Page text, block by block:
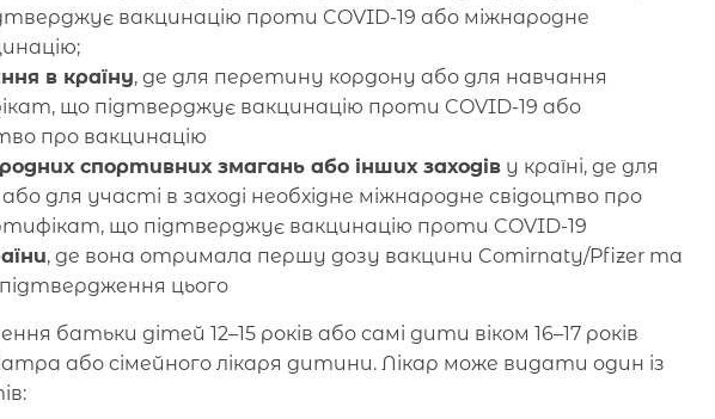
вакцинацію проти COVID-19 або міжнародне
в країну, де для перетину кордону або для навчання
що підтверджує вакцинацію проти COVID-19 або
про вакцинацію
спортивних змагань або інших заходів у країні, де для
для участі в заході необхідне міжнародне свідоцтво про
що підтверджує вакцинацію проти COVID-19
, де вона отримала першу дозу вакцини Comirnaty/Pfizer та
цього
батьки дітей 12–15 років або самі дити віком 16–17 років
або сімейного лікаря дитини. Лікар може видати один із